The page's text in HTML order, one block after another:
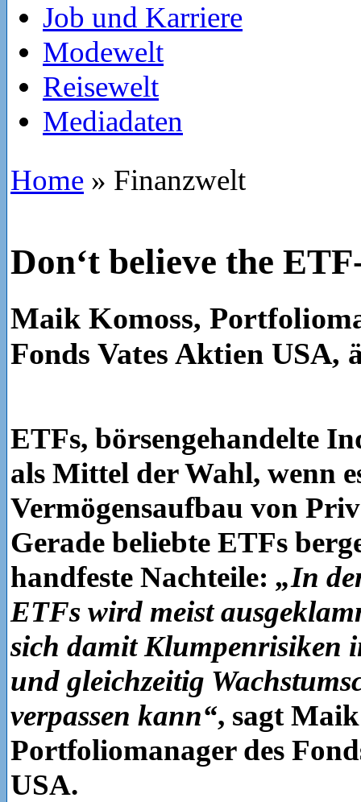
Job und Karriere
Modewelt
Reisewelt
Mediadaten
Home » Finanzwelt
Don‘t believe the
Maik Komoss,
Fonds Vates Aktien USA,
ETFs, börsengehandelte
als Mittel der Wahl, wenn
Vermögensaufbau von
Gerade beliebte ETFs
handfeste Nachteile: „In
ETFs wird meist
sich damit Klumpenrisiken
und gleichzeitig
verpassen kann“, sagt
Portfoliomanager des
USA.